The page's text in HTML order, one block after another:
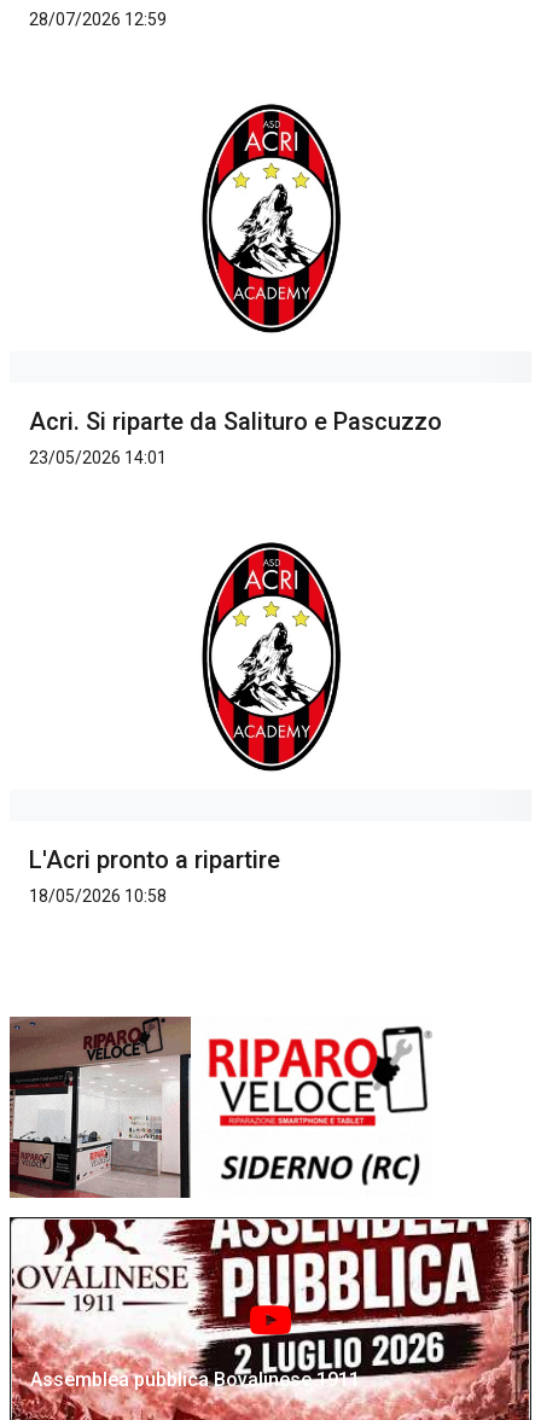
28/07/2026 12:59
Acri. Si riparte da Salituro e Pascuzzo
23/05/2026 14:01
L'Acri pronto a ripartire
18/05/2026 10:58
Assemblea pubblica Bovalinese 1911